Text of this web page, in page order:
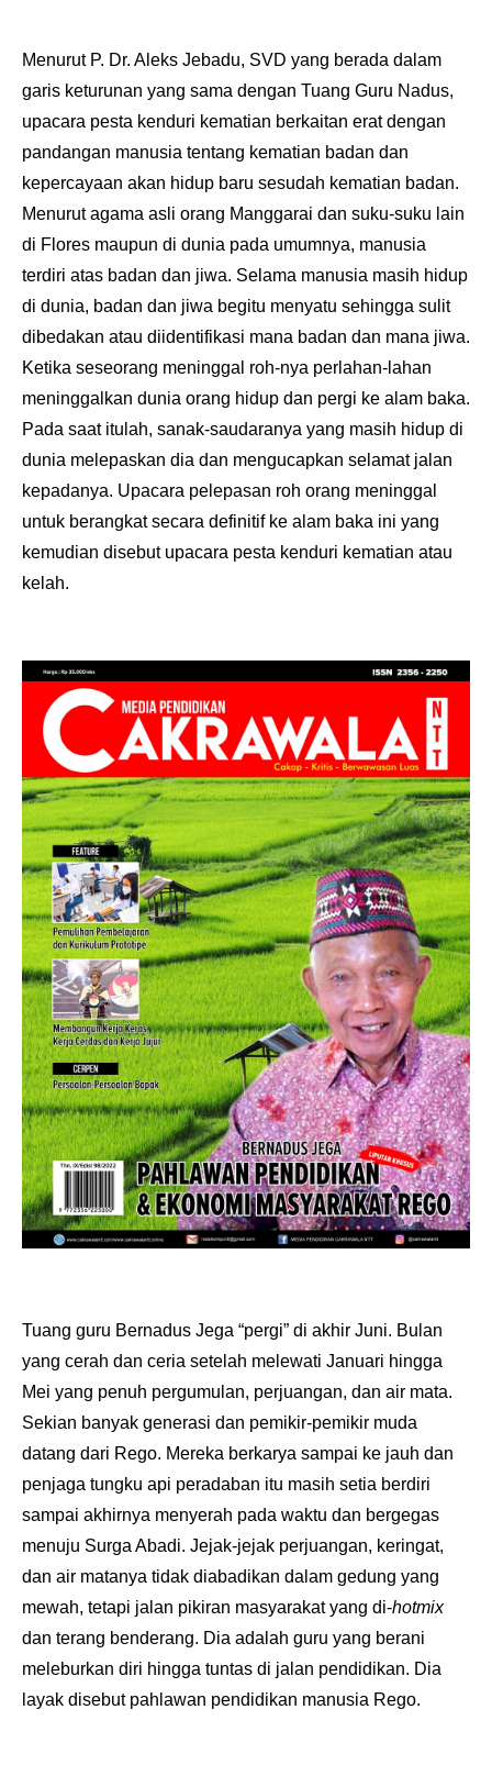
Menurut P. Dr. Aleks Jebadu, SVD yang berada dalam
garis keturunan yang sama dengan Tuang Guru Nadus,
upacara pesta kenduri kematian berkaitan erat dengan
pandangan manusia tentang kematian badan dan
kepercayaan akan hidup baru sesudah kematian badan.
Menurut agama asli orang Manggarai dan suku-suku lain
di Flores maupun di dunia pada umumnya, manusia
terdiri atas badan dan jiwa. Selama manusia masih hidup
di dunia, badan dan jiwa begitu menyatu sehingga sulit
dibedakan atau diidentifikasi mana badan dan mana jiwa.
Ketika seseorang meninggal roh-nya perlahan-lahan
meninggalkan dunia orang hidup dan pergi ke alam baka.
Pada saat itulah, sanak-saudaranya yang masih hidup di
dunia melepaskan dia dan mengucapkan selamat jalan
kepadanya. Upacara pelepasan roh orang meninggal
untuk berangkat secara definitif ke alam baka ini yang
kemudian disebut upacara pesta kenduri kematian atau
kelah.
Tuang guru Bernadus Jega “pergi” di akhir Juni. Bulan
yang cerah dan ceria setelah melewati Januari hingga
Mei yang penuh pergumulan, perjuangan, dan air mata.
Sekian banyak generasi dan pemikir-pemikir muda
datang dari Rego. Mereka berkarya sampai ke jauh dan
penjaga tungku api peradaban itu masih setia berdiri
sampai akhirnya menyerah pada waktu dan bergegas
menuju Surga Abadi. Jejak-jejak perjuangan, keringat,
dan air matanya tidak diabadikan dalam gedung yang
mewah, tetapi jalan pikiran masyarakat yang di-hotmix
dan terang benderang. Dia adalah guru yang berani
meleburkan diri hingga tuntas di jalan pendidikan. Dia
layak disebut pahlawan pendidikan manusia Rego.